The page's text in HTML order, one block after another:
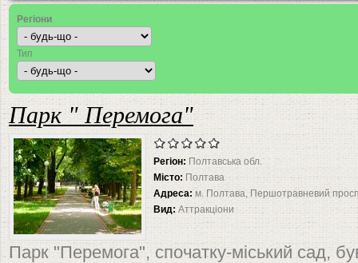
Регіони
Тип
Парк " Перемога"
Регіон:Полтавська обл.
Місто: Полтава
Адреса:м. Полтава, Першотравневий
Вид: Аттракціони
Парк "Перемога", спочатку-міський сад,